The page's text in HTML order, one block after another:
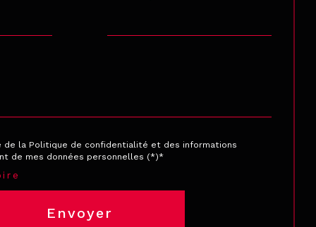
de la Politique de confidentialité et des informations
de mes données personnelles (*)*
Envoyer